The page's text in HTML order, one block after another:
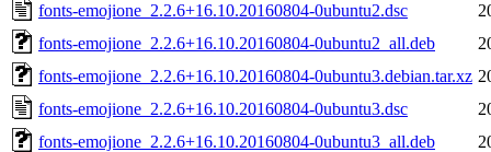
fonts-emojione_2.2.6+16.10.20160804-0ubuntu2.dsc
fonts-emojione_2.2.6+16.10.20160804-0ubuntu2_all.deb
fonts-emojione_2.2.6+16.10.20160804-0ubuntu3.debian.tar.xz
fonts-emojione_2.2.6+16.10.20160804-0ubuntu3.dsc
fonts-emojione_2.2.6+16.10.20160804-0ubuntu3_all.deb